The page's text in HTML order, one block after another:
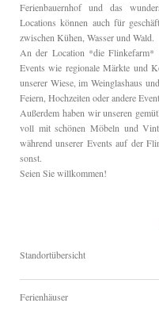
Ferienbauernhof und das
Locations können auch für
zwischen Kühen, Wasser und Wald.
An der Location *die Flinkefarm*
Events wie regionale Märkte und
unserer Wiese, im Weinglashaus
Feiern, Hochzeiten oder andere
Außerdem haben wir unseren
voll mit schönen Möbeln und
während unserer Events auf der
sonst.
Seien Sie willkommen!
Standortübersicht
Ferienhäuser